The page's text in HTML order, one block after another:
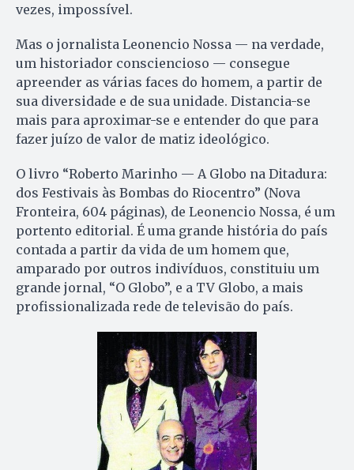
vezes, impossível.
Mas o jornalista Leonencio Nossa — na verdade,
um historiador consciencioso — consegue
apreender as várias faces do homem, a partir de
sua diversidade e de sua unidade. Distancia-se
mais para aproximar-se e entender do que para
fazer juízo de valor de matiz ideológico.
O livro “Roberto Marinho — A Globo na Ditadura:
dos Festivais às Bombas do Riocentro” (Nova
Fronteira, 604 páginas), de Leonencio Nossa, é um
portento editorial. É uma grande história do país
contada a partir da vida de um homem que,
amparado por outros indivíduos, constituiu um
grande jornal, “O Globo”, e a TV Globo, a mais
profissionalizada rede de televisão do país.